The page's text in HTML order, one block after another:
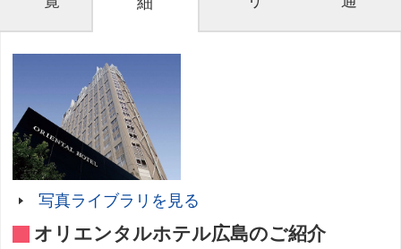
写真ライブラリを見る
オリエンタルホテル広島のご紹介